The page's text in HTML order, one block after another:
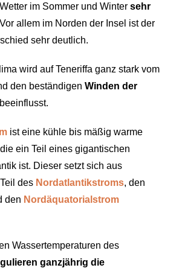
im Sommer und Winter sehr
allem im Norden der Insel ist der
sehr deutlich.
wird auf Teneriffa ganz stark vom
den beständigen Winden der
beeinflusst.
ist eine kühle bis mäßig warme
ein Teil eines gigantischen
ist. Dieser setzt sich aus
des Nordatlantikstroms, den
den Nordäquatorialstrom
Wassertemperaturen des
ganzjährig die